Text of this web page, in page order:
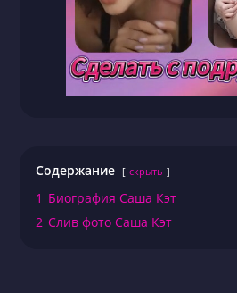
Содержание скрыть
1 Биография Саша Кэт
2 Слив фото Саша Кэт